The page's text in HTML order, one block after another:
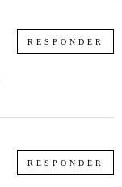
RESPONDER
RESPONDER